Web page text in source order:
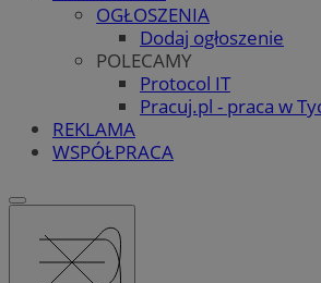
OGŁOSZENIA
Dodaj ogłoszenie
POLECAMY
Protocol IT
Pracuj.pl - praca w
REKLAMA
WSPÓŁPRACA